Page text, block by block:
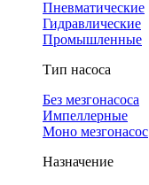
Пневматические
Гидравлические
Промышленные
Тип насоса
Без мезгонасоса
Импеллерные
Моно мезгонасос
Назначение